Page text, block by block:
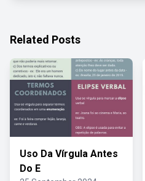
Related Posts
Uso Da Vírgula Antes
Do E